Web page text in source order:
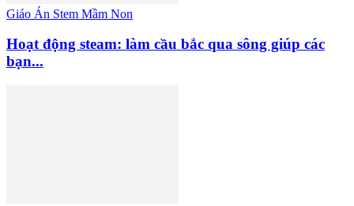
Giáo Án Stem Mầm Non
Hoạt động steam: làm cầu bắc qua sông giúp các
bạn...